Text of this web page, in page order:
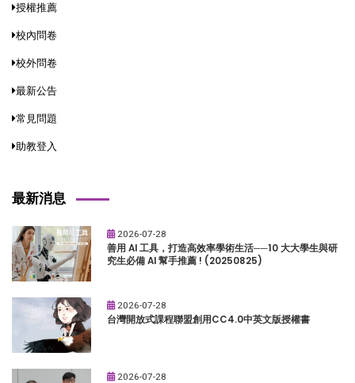
授權推薦
校內問卷
校外問卷
最新公告
常見問題
助教登入
最新消息
2026-07-28
善用 AI 工具，打造高效率學術生活──10 大大學生與研
究生必備 AI 幫手推薦 ! (20250825)
2026-07-28
台灣開放式課程聯盟創用CC4.0中英文版授權書
2026-07-28